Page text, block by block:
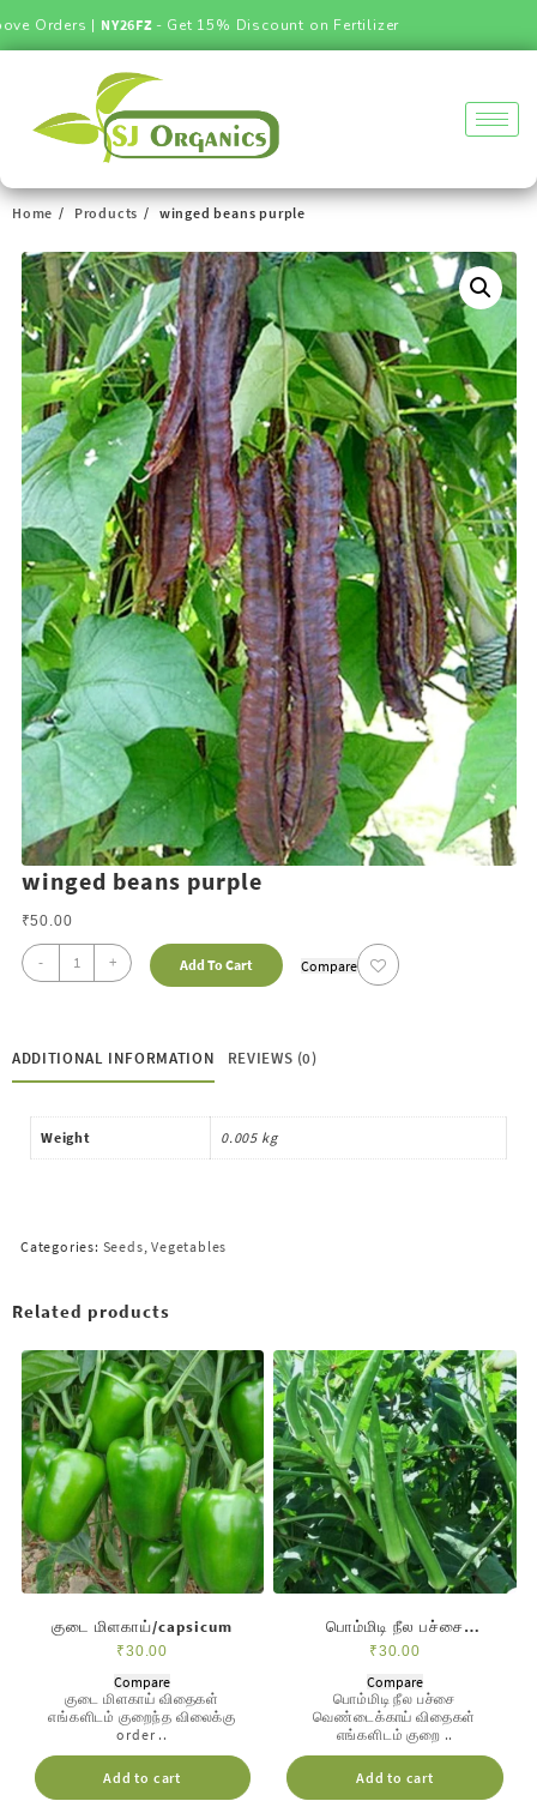
Orders |NY26FZ- Get 15% Discount on Fertilizer
Home Products winged beans purple
winged beans purple
₹50.00
- + Add To Cart Compare
ADDITIONAL INFORMATION REVIEWS (0)
Weight 0.005 kg
Categories: Seeds ,Vegetables
Related products
குடை மிளகாய்/capsicum
₹30.00
குடை மிளகாய் விதைகள்
எங்களிடம் குறைந்த விலைக்கு
order ..
Add to cart
Compare
பொம்மிடி நீல பச்சை
வெண்டை/long vendai
₹30.00
பொம்மிடி நீல பச்சை
வெண்டைக்காய் விதைகள்
எங்களிடம் குறை ..
Add to cart
Compare